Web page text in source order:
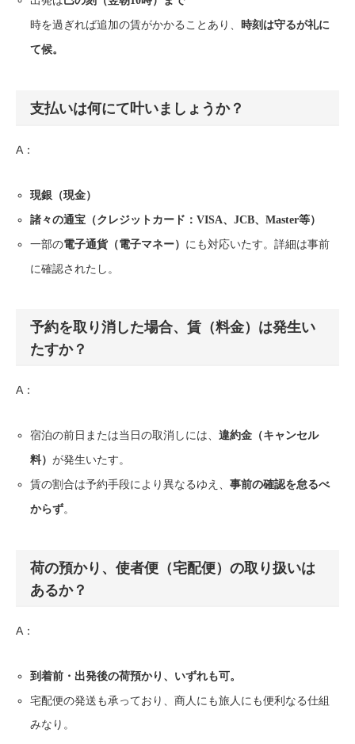
時を過ぎれば追加の賃がかかることあり、 時刻は守るが礼に
て候。
支払いは何にて叶いましょうか？
A：
現銀（現金）
諸々の通宝（クレジットカード：VISA、JCB、Master等）
一部の電子通貨（電子マネー） にも対応いたす。詳細は事前
に確認されたし。
予約を取り消した場合、賃（料金）は発生い
たすか？
A：
宿泊の前日または当日の取消しには、違約金（キャンセル
料）が発生いたす。
賃の割合は予約手段により異なるゆえ、事前の確認を怠るべ
からず。
荷の預かり、使者便（宅配便）の取り扱いは
あるか？
A：
到着前・出発後の荷預かり、いずれも可。
宅配便の発送も承っており、商人にも旅人にも便利なる仕組
みなり。